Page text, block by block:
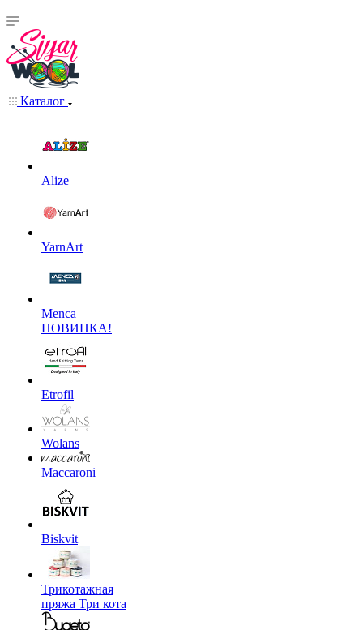
Каталог
Alize
YarnArt
Menca
НОВИНКА!
Etrofil
Wolans
Maccaroni
Biskvit
Трикотажная
пряжа Три кота